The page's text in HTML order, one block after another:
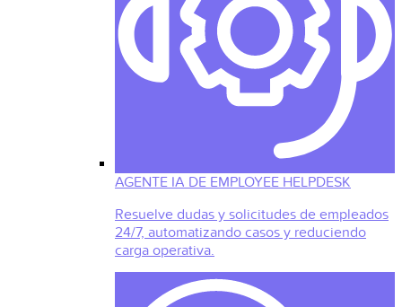
AGENTE IA DE EMPLOYEE HELPDESK
Resuelve dudas y solicitudes de empleados
24/7, automatizando casos y reduciendo
carga operativa.